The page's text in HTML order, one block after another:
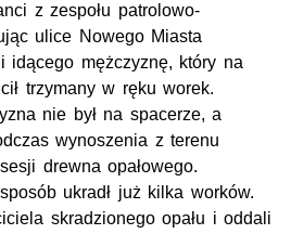
z zespołu patrolowo-
ulice Nowego Miasta
idącego mężczyznę, który na
trzymany w ręku worek.
nie był na spacerze, a
wynoszenia z terenu
drewna opałowego.
ukradł już kilka worków.
skradzionego opału i oddali